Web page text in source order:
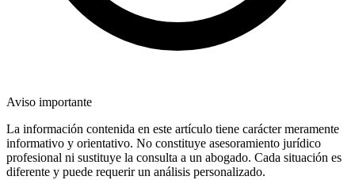
Aviso importante
La información contenida en este artículo tiene carácter meramente
informativo y orientativo. No constituye asesoramiento jurídico
profesional ni sustituye la consulta a un abogado. Cada situación es
diferente y puede requerir un análisis personalizado.